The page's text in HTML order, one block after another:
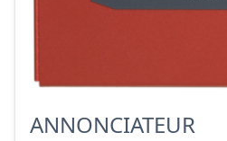
ANNONCIATEUR